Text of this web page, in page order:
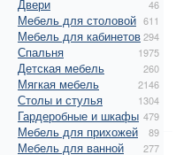
Двери 46
Мебель для столовой 611
Мебель для кабинетов294
Спальня 1975
Детская мебель 260
Мягкая мебель 2146
Столы и стулья 1304
Гардеробные и шкафы 479
Мебель для прихожей 89
Мебель для ванной 277